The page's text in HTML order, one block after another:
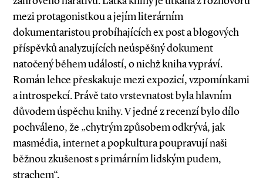
mezi protagonistkou a jejím literárním
dokumentaristou probíhajících ex post a blogových
příspěvků analyzujících neúspěšný dokument
natočený během událostí, o nichž kniha vypráví.
Román lehce přeskakuje mezi expozicí, vzpomínkami
a introspekcí. Právě tato vrstevnatost byla hlavním
důvodem úspěchu knihy. V jedné z recenzí bylo dílo
pochváleno, že „chytrým způsobem odkrývá, jak
masmédia, internet a popkultura poupravují naši
běžnou zkušenost s primárním lidským pudem,
strachem“.